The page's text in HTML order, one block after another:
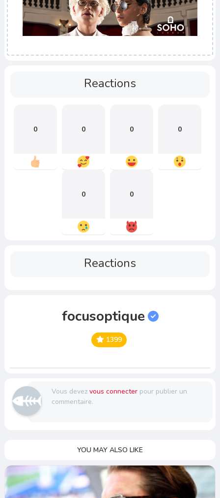
Reactions
0 0 0 0
0 0
Reactions
focusoptique
1399
Vous devez vous connecterpour publier un
commentaire.
YOU MAY ALSO LIKE